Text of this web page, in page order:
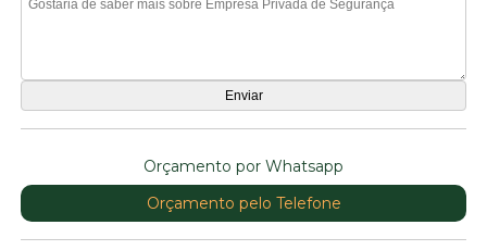
Orçamento por Whatsapp
Orçamento pelo Telefone